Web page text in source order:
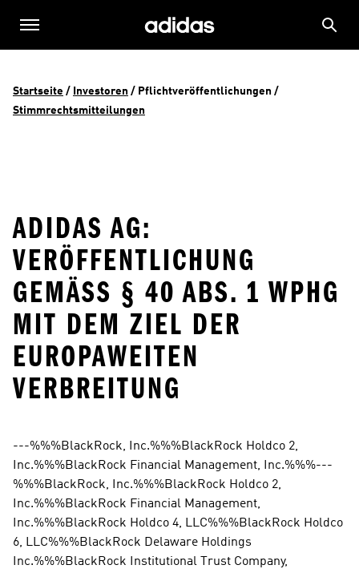
Startseite / Investoren / Pflichtveröffentlichungen
Stimmrechtsmitteilungen
ADIDAS AG:
VERÖFFENTLICHUNG
GEMÄSS § 40 ABS. 1 WPHG M
IT DEM ZIEL DER E
UROPAWEITEN V
ERBREITUNG
---%%%BlackRock, Inc.%%%BlackRock Holdco 2,
Inc.%%%BlackRock Financial Management, Inc.%%%---
%%%BlackRock, Inc.%%%BlackRock Holdco 2,
Inc.%%%BlackRock Financial Management,
Inc.%%%BlackRock Holdco 4, LLC%%%BlackRock Holdco
6, LLC%%%BlackRock Delaware Holdings
Inc.%%%BlackRock Institutional Trust Company,